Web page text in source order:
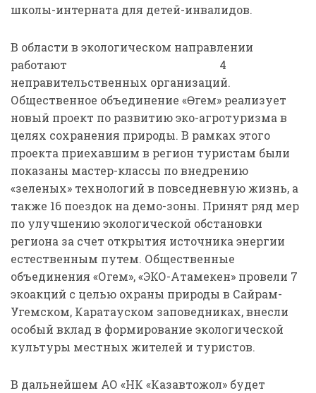
школы-интерната для детей-инвалидов.
В области в экологическом направлении
работают 4
неправительственных организаций.
Общественное объединение «Өгем» реализует
новый проект по развитию эко-агротуризма в
целях сохранения природы. В рамках этого
проекта приехавшим в регион туристам были
показаны мастер-классы по внедрению
«зеленых» технологий в повседневную жизнь, а
также 16 поездок на демо-зоны. Принят ряд мер
по улучшению экологической обстановки
региона за счет открытия источника энергии
естественным путем. Общественные
объединения «Огем», «ЭКО-Атамекен» провели 7
экоакций с целью охраны природы в Сайрам-
Угемском, Каратауском заповедниках, внесли
особый вклад в формирование экологической
культуры местных жителей и туристов.
В дальнейшем АО «НК «Казавтожол» будет